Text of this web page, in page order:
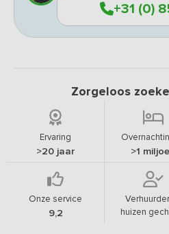
+31 (0)
Zorgeloos
Ervaring
>20 jaar >1
Onze service
9,2
huizen